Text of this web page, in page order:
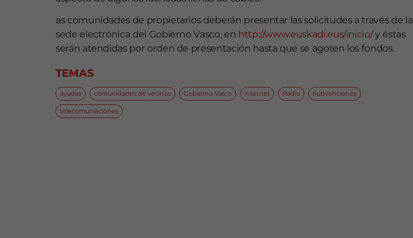
as comunidades de propietarios deberán presentar las solicitudes a través de la
sede electrónica del Gobierno Vasco, en http://www.euskadi.eus/inicio/y éstas
serán atendidas por orden de presentación hasta que se agoten los fondos.
TEMAS
ayudas comunidades de vecinos Gobierno Vasco internet Radio Subvenciones
telecomuniaciones